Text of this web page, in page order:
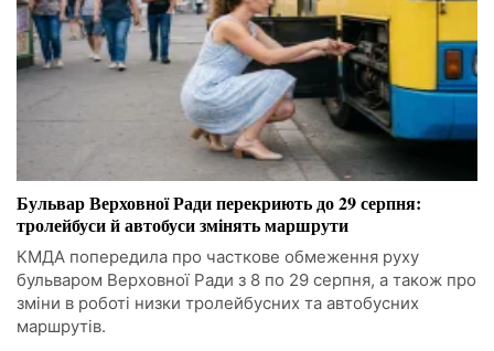
Бульвар Верховної Ради перекриють до 29 серпня:
тролейбуси й автобуси змінять маршрути
КМДА попередила про часткове обмеження руху
бульваром Верховної Ради з 8 по 29 серпня, а також про
зміни в роботі низки тролейбусних та автобусних
маршрутів.